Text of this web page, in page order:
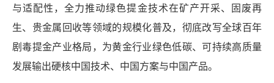
与适配性，全力推动绿色提金技术在矿产开采、固废再
生、贵金属回收等领域的规模化普及，彻底改写全球百年
剧毒提金产业格局，为黄金行业绿色低碳、可持续高质量
发展输出硬核中国技术、中国方案与中国产品。